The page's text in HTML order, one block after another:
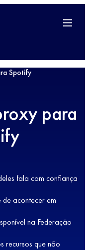
Spotify
para
fala com confiança
acontecer em
na Federação
recursos que não